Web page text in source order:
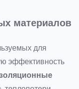
материалов
для
эффективность